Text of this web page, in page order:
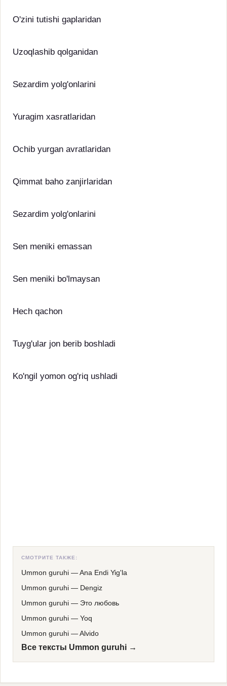
O'zini tutishi gaplaridan
Uzoqlashib qolganidan
Sezardim yolg'onlarini
Yuragim xasratlaridan
Ochib yurgan avratlaridan
Qimmat baho zanjirlaridan
Sezardim yolg'onlarini
Sen meniki emassan
Sen meniki bo'lmaysan
Hech qachon
Tuyg'ular jon berib boshladi
Ko'ngil yomon og'riq ushladi
СМОТРИТЕ ТАКЖЕ:
Ummon guruhi —Ana Endi Yig'la
Ummon guruhi — Dengiz
Ummon guruhi — Это любовь
Ummon guruhi — Yoq
Ummon guruhi —Alvido
Все тексты Ummon guruhi →